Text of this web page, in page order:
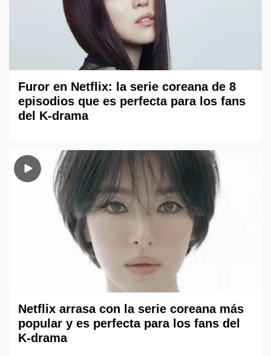
Furor en Netflix: la serie coreana de 8
episodios que es perfecta para los fans
del K-drama
Netflix arrasa con la serie coreana más
popular y es perfecta para los fans del
K-drama